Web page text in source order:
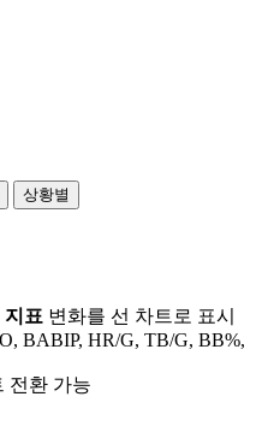
상황별
지표 변화를 선 차트로 표시
BABIP, HR/G, TB/G, BB%,
전환 가능